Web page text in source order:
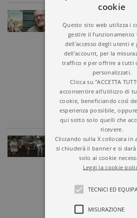
Un diario
in un romanzo
Salvatore Basile,
successo, esordisce
strano viaggio di un
libro racconta la storia di
dimenticato cosa
una ragazza che ha
nonostante il dolore, la…
D'AUTORE
“Confidenze a
racconto d’autore
"Lei è di Napoli,
sorpreso. Il mio
me, sul sedile di un
conduce a Ostia Lido.
cookie
Questo sito web utilizza i
gestire il funzionamento
dell'accesso degli utenti e
dell'account, per la
traffico e per offrire a tutti
personalizzati.
Clicca su "ACCETTA
acconsentire all'utilizzo di
cookie, beneficiando così
esperienza possibile,
qui sotto solo quelli che
ricevere.
Cliccando sulla X collocata in
si chiuderà il banner e si
solo ai cookie
Leggi la cookie
TECNICI ED
MISURAZIONE